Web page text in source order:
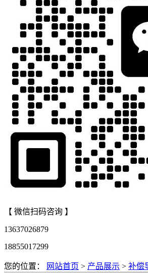
【 微信扫码咨询 】
13637026879
18855017299
您的位置： 网站首页 > 产品展示 > 补偿